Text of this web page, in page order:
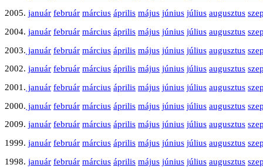
2005. január február március április május június július augusztus
2004. január február március április május június július augusztus
2003. január február március április május június július augusztus
2002. január február március április május június július augusztus
2001. január február március április május június július augusztus
2000. január február március április május június július augusztus
2009. január február március április május június július augusztus
1999. január február március április május június július augusztus
1998. január február március április május június július augusztus